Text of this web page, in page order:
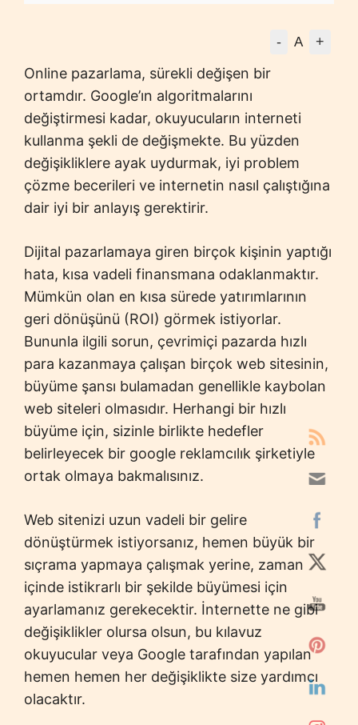
- A +
Online pazarlama, sürekli değişen bir
ortamdır. Google’ın algoritmalarını
değiştirmesi kadar, okuyucuların interneti
kullanma şekli de değişmekte. Bu yüzden
değişikliklere ayak uydurmak, iyi problem
çözme becerileri ve internetin nasıl çalıştığına
dair iyi bir anlayış gerektirir.
Dijital pazarlamaya giren birçok kişinin yaptığı
hata, kısa vadeli finansmana odaklanmaktır.
Mümkün olan en kısa sürede yatırımlarının
geri dönüşünü (ROI) görmek istiyorlar.
Bununla ilgili sorun, çevrimiçi pazarda hızlı
para kazanmaya çalışan birçok web sitesinin,
büyüme şansı bulamadan genellikle kaybolan
web siteleri olmasıdır. Herhangi bir hızlı
büyüme için, sizinle birlikte hedefler
belirleyecek bir google reklamcılık şirketiyle
ortak olmaya bakmalısınız.
Web sitenizi uzun vadeli bir gelire
dönüştürmek istiyorsanız, hemen büyük bir
sıçrama yapmaya çalışmak yerine, zaman
içinde istikrarlı bir şekilde büyümesi için
ayarlamanız gerekecektir. İnternette ne gibi
değişiklikler olursa olsun, bu kılavuz
okuyucular veya Google tarafından yapılan
hemen hemen her değişiklikte size yardımcı
olacaktır.